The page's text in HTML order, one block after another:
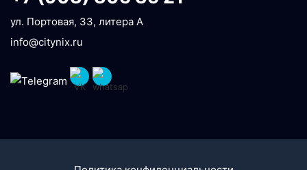
ул. Портовая, 33, литера А
info@citynix.ru